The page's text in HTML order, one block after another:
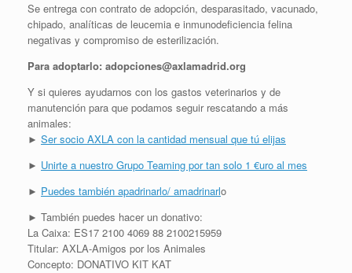
Se entrega con contrato de adopción, desparasitado, vacunado,
chipado, analíticas de leucemia e inmunodeficiencia felina
negativas y compromiso de esterilización.
Para adoptarlo: adopciones@axlamadrid.org
Y si quieres ayudarnos con los gastos veterinarios y de
manutención para que podamos seguir rescatando a más
animales:
► Ser socio AXLA con la cantidad mensual que tú elijas
► Unirte a nuestro Grupo Teaming por tan solo 1 €uro al mes
► Puedes también apadrinarlo/ amadrinarlo
► También puedes hacer un donativo:
La Caixa: ES17 2100 4069 88 2100215959
Titular: AXLA-Amigos por los Animales
Concepto: DONATIVO KIT KAT